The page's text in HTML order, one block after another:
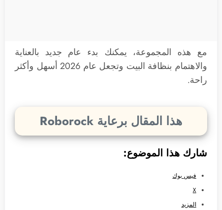
مع هذه المجموعة، يمكنك بدء عام جديد بالعناية
والاهتمام بنظافة البيت وتجعل عام 2026 أسهل وأكثر
راحة.
هذا المقال برعاية Roborock
شارك هذا الموضوع:
فيس بوك
X
المزيد